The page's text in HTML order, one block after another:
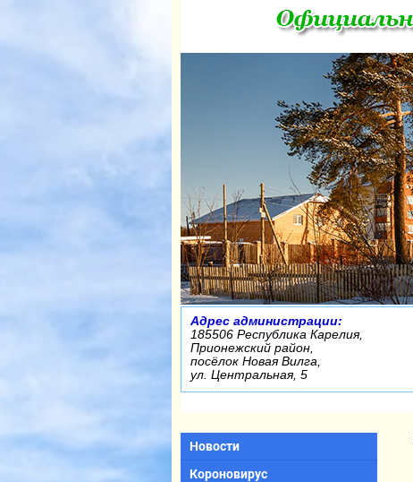
Адрес администрации:
185506 Республика Карелия,
Прионежский район,
посёлок Новая Вилга,
ул. Центральная, 5
Новости
Короновирус